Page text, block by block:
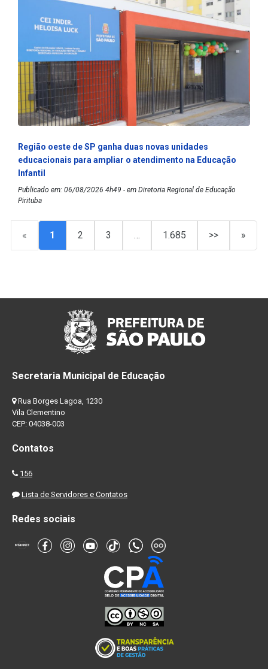
Região oeste de SP ganha duas novas unidades
educacionais para ampliar o atendimento na Educação
Infantil
Publicado em: 06/08/2026 4h49 - em Diretoria Regional de Educação
Pirituba
« 1 2 3 … 1.685 >> »
Secretaria Municipal de Educação
Rua Borges Lagoa, 1230
Vila Clementino
CEP: 04038-003
Contatos
156
Lista de Servidores e Contatos
Redes sociais